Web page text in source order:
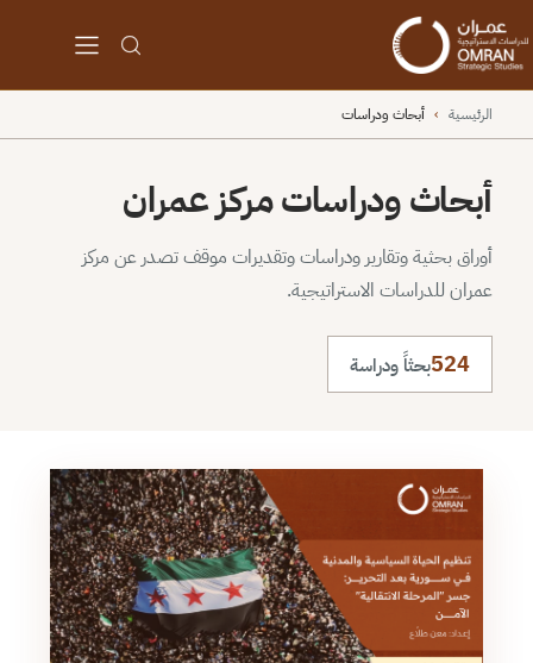
الرئيسية › أبحاث ودراسات
أبحاث ودراسات مركز عمران
أوراق بحثية وتقارير ودراسات وتقديرات موقف تصدر عن مركز
عمران للدراسات الاستراتيجية.
524بحثاً ودراسة